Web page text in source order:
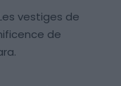
vestiges de
de